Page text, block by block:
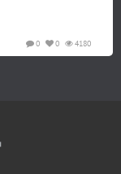
4180
0
0